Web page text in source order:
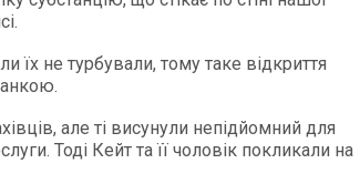
їх не турбували, тому таке відкриття
але ті висунули непідйомний для
Тоді Кейт та її чоловік покликали на